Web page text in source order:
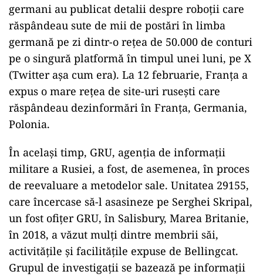
germani au publicat detalii despre roboții care
răspândeau sute de mii de postări în limba
germană pe zi dintr-o rețea de 50.000 de conturi
pe o singură platformă în timpul unei luni, pe X
(Twitter așa cum era). La 12 februarie, Franța a
expus o mare rețea de site-uri rusești care
răspândeau dezinformări în Franța, Germania,
Polonia.
În același timp, GRU, agenția de informații
militare a Rusiei, a fost, de asemenea, în proces
de reevaluare a metodelor sale. Unitatea 29155,
care încercase să-l asasineze pe Serghei Skripal,
un fost ofițer GRU, în Salisbury, Marea Britanie,
în 2018, a văzut mulți dintre membrii săi,
activitățile și facilitățile expuse de Bellingcat.
Grupul de investigații se bazează pe informații